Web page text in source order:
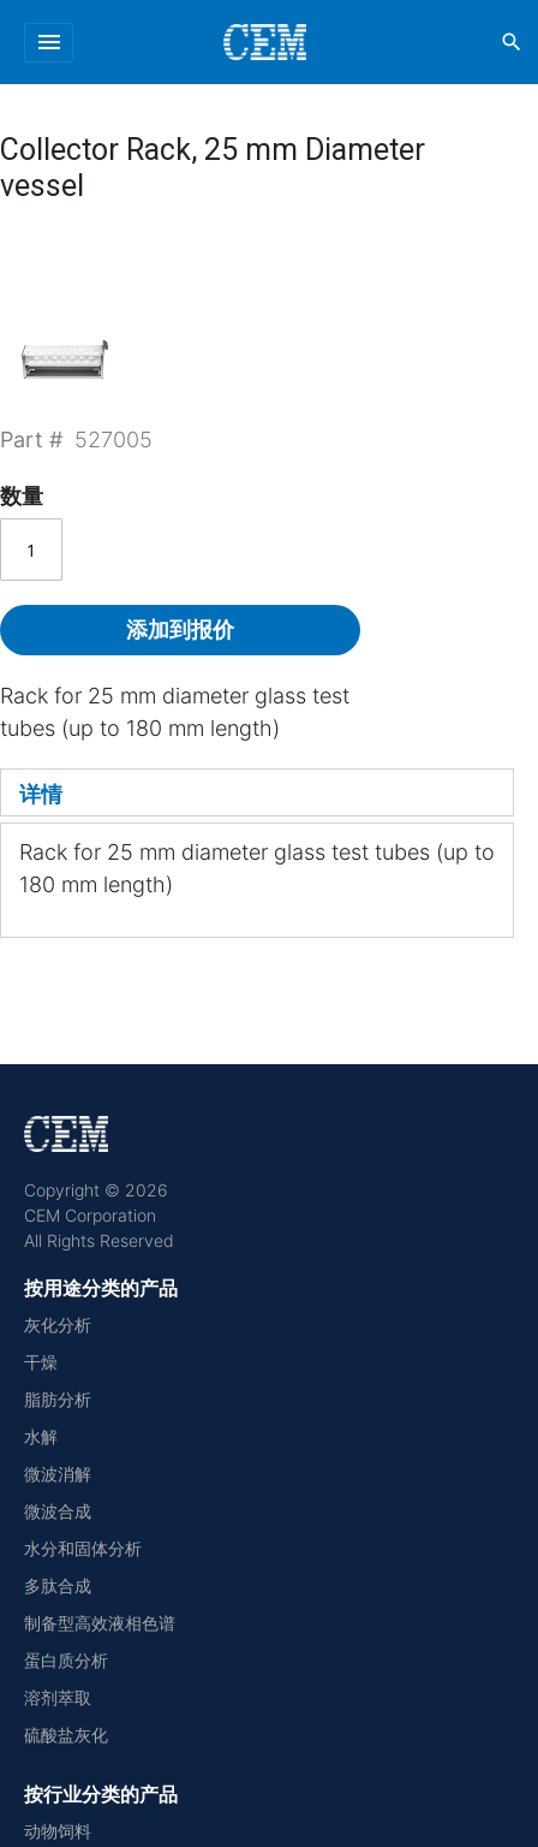
menu search
Collector Rack, 25 mm Diameter
vessel
Part # 527005
数量
添加到报价
Rack for 25 mm diameter glass test
tubes (up to 180 mm length)
详情
Rack for 25 mm diameter glass test tubes (up to
180 mm length)
Copyright © 2026
CEM Corporation
All Rights Reserved
按用途分类的产品
灰化分析
干燥
脂肪分析
水解
微波消解
微波合成
水分和固体分析
多肽合成
制备型高效液相色谱
蛋白质分析
溶剂萃取
硫酸盐灰化
按行业分类的产品
动物饲料